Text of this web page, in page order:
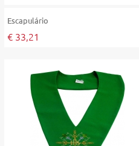
Escapulário
€ 33,21